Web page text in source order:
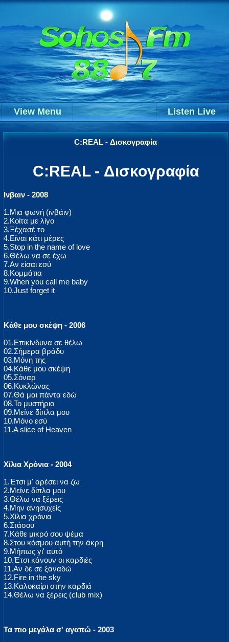
Listen Live
View Menu
C:REAL - Δισκογραφία
C:REAL - Δισκογραφία
Ινβαιν - 2008
1.Μια φωνή (ινβάιν)
2.Κοίτα με λίγο
3.Ξέχασέ το
4.Είναι κάτι μέρες
5.Stop in the name of love
6.Θέλω να σε έχω
7.Αν είσαι εσύ
8.Κομμάτια
9.When you call me baby
10.Just forget it
Κάθε μου σκέψη - 2006
01.Επικίνδυνα σε θέλω
02.Σήμερα βράδυ
03.Μόνη της
04.Κάθε μου σκέψη
05.Σόναρ
06.Κυκλώνας
07.Θά μαι πάντα εδώ
08.Το μυστήριο
09.Μείνε δίπλα μου
10.Μόνο εσύ
11.A slice of Heaven
Χίλια Χρόνια - 2004
1.Έτσι μ' αρέσει να ζω
2.Μείνε δίπλα μου
3.Θέλω να ξέρεις
4.Μην ανησυχείς
5.Χίλια χρόνια
6.Στάσου
7.Κάθε μικρό σου ψέμα
8.Στου κόσμου αυτή την άκρη
9.Μήπως γι' αυτό
10.Έτσι κάνουν οι καρδιές
11.Αν δε σε ξαναδώ
12.Fire in the sky
13.Καλοκαίρι στην καρδιά
14.Θέλω να ξέρεις (club mix)
Τα πιο μεγάλα σ' αγαπώ - 2003